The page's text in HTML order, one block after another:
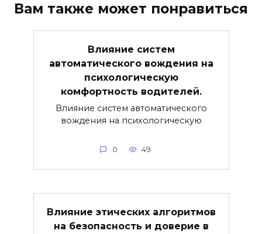
Вам также может понравиться
Влияние систем
автоматического вождения на
психологическую
комфортность водителей.
Влияние систем автоматического
вождения на психологическую
0 49
Влияние этических алгоритмов
на безопасность и доверие в